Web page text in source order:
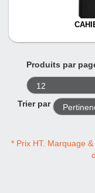
Produits par
Trier par
* Prix HT. Marquage